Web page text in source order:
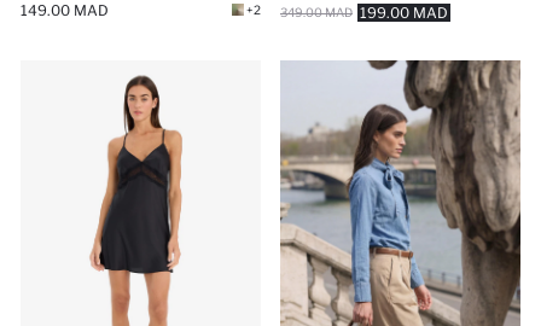
149.00 MAD +2 199.00 MAD
349.00 MAD